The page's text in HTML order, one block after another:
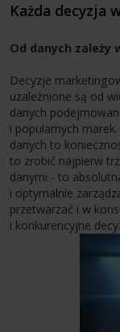
Każda decyzja
Od danych zależy
Decyzje
uzależnione są od
danych
i popularnych
danych to
to zrobić najpierw
danymi - to
i optymalnie
przetwarzać i w
i konkurencyjne